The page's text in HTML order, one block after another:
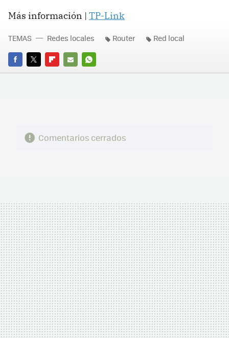
Más información | TP-Link
FACEBOOK
TWITTERFLIPBOARD
E-
WHATSAPP
TEMAS Redes locales Router Red local
Comentarios cerrados